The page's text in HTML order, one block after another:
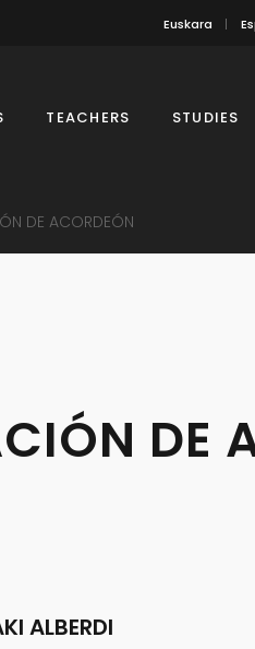
Euskara
TEACHERS STUDIES
DE ACORDEÓN
DE
ALBERDI